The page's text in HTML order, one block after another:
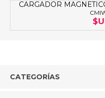
CARGADOR
CATEGORÍAS